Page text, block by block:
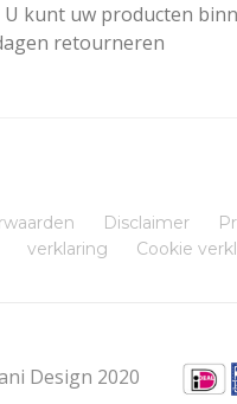
U kunt uw producten
retourneren
Disclaimer
verklaring
Cookie
Design 2020